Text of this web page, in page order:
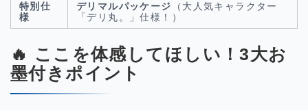
特別仕
様
デリマルパッケージ
（大人気キャラクター
「デリ丸。」仕様！）
🔥 ここを体感してほしい！3大お
墨付きポイント